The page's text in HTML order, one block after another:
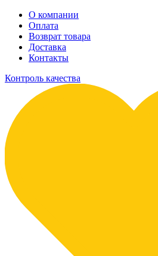
О компании
Оплата
Возврат товара
Доставка
Контакты
Контроль качества